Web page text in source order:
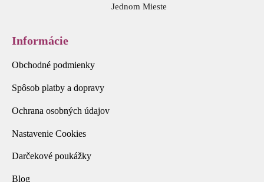
Jednom Mieste
Informácie
Obchodné podmienky
Spôsob platby a dopravy
Ochrana osobných údajov
Nastavenie Cookies
Darčekové poukážky
Blog